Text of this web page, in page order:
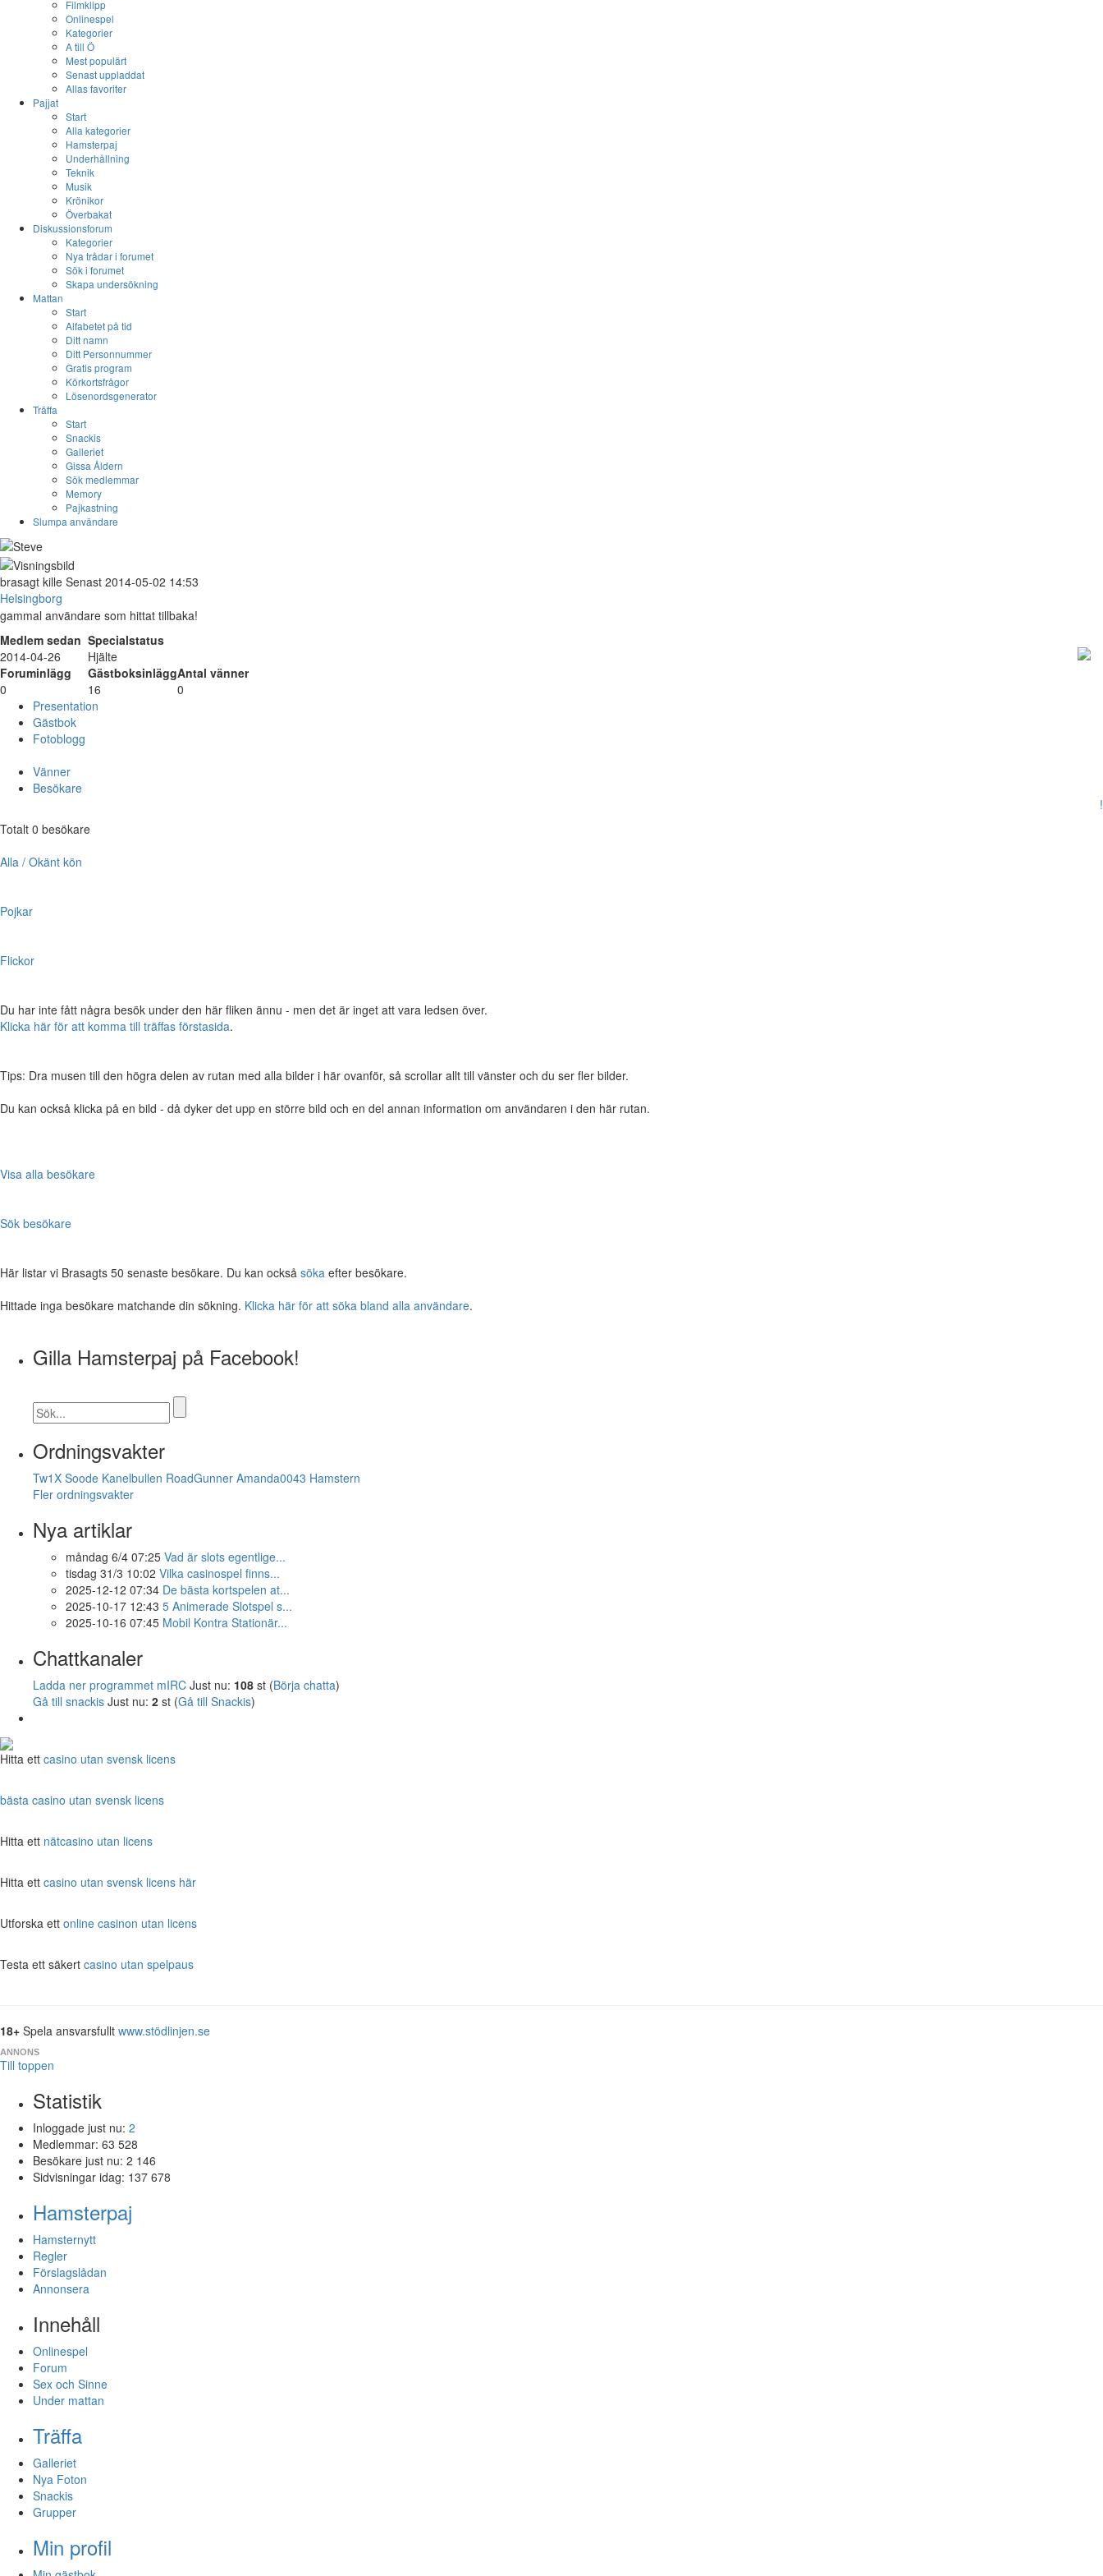
Filmklipp
Onlinespel
Kategorier
A till Ö
Mest populärt
Senast uppladdat
Allas favoriter
Pajjat
Start
Alla kategorier
Hamsterpaj
Underhållning
Teknik
Musik
Krönikor
Överbakat
Diskussionsforum
Kategorier
Nya trådar i forumet
Sök i forumet
Skapa undersökning
Mattan
Start
Alfabetet på tid
Ditt namn
Ditt Personnummer
Gratis program
Körkortsfrågor
Lösenordsgenerator
Träffa
Start
Snackis
Galleriet
Gissa Åldern
Sök medlemmar
Memory
Pajkastning
Slumpa användare
brasagt kille Senast 2014-05-02 14:53
Helsingborg
gammal användare som hittat tillbaka!
Medlem sedan Specialstatus
2014-04-26
Hjälte
Foruminlägg
GästboksinläggAntal vänner
0
16
0
Presentation
Gästbok
Fotoblogg
Vänner
Besökare
!
Totalt 0 besökare
Alla / Okänt kön
Pojkar
Flickor
Du har inte fått några besök under den här fliken ännu - men det är inget att vara ledsen över.
Klicka här för att komma till träffas förstasida.
Tips: Dra musen till den högra delen av rutan med alla bilder i här ovanför, så scrollar allt till vänster och du ser fler bilder.
Du kan också klicka på en bild - då dyker det upp en större bild och en del annan information om användaren i den här rutan.
Visa alla besökare
Sök besökare
Här listar vi Brasagts 50 senaste besökare. Du kan också söka efter besökare.
Hittade inga besökare matchande din sökning. Klicka här för att söka bland alla användare.
Gilla Hamsterpaj på Facebook!
Ordningsvakter
Tw1X Soode Kanelbullen RoadGunner Amanda0043 Hamstern
Fler ordningsvakter
Nya artiklar
måndag 6/4 07:25 Vad är slots egentlige...
tisdag 31/3 10:02 Vilka casinospel finns...
2025-12-12 07:34 De bästa kortspelen at...
2025-10-17 12:43 5 Animerade Slotspel s...
2025-10-16 07:45 Mobil Kontra Stationär...
Chattkanaler
Ladda ner programmet mIRC Just nu: 108 st (Börja chatta)
Gå till snackis Just nu: 2 st (Gå till Snackis)
Hitta ett casino utan svensk licens
bästa casino utan svensk licens
Hitta ett nätcasino utan licens
Hitta ett casino utan svensk licens här
Utforska ett online casinon utan licens
Testa ett säkert casino utan spelpaus
18+ Spela ansvarsfullt www.stödlinjen.se
ANNONS
Till toppen
Statistik
Inloggade just nu: 2
Medlemmar: 63 528
Besökare just nu: 2 146
Sidvisningar idag: 137 678
Hamsterpaj
Hamsternytt
Regler
Förslagslådan
Annonsera
Innehåll
Onlinespel
Forum
Sex och Sinne
Under mattan
Träffa
Galleriet
Nya Foton
Snackis
Grupper
Min profil